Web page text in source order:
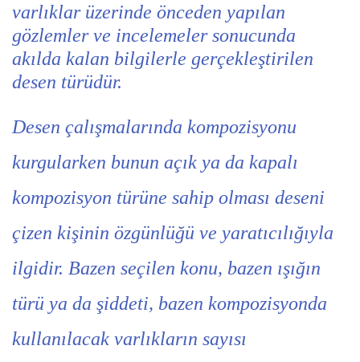
varlıklar üzerinde önceden yapılan
gözlemler ve incelemeler sonucunda
akılda kalan bilgilerle gerçekleştirilen
desen türüdür.
Desen çalışmalarında kompozisyonu
kurgularken bunun açık ya da kapalı
kompozisyon türüne sahip olması deseni
çizen kişinin özgünlüğü ve yaratıcılığıyla
ilgidir. Bazen seçilen konu, bazen ışığın
türü ya da şiddeti, bazen kompozisyonda
kullanılacak varlıkların sayısı